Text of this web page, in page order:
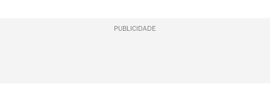
PUBLICIDADE